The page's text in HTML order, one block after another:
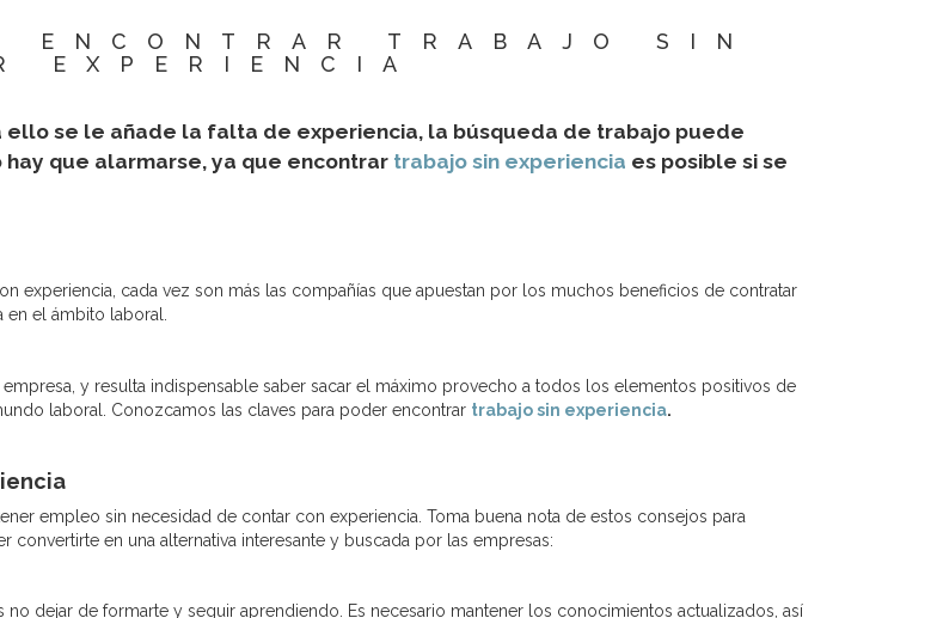
ENCONTRAR TRABAJO SIN
EXPERIENCIA
ello se le añade la falta de experiencia, la búsqueda de trabajo puede
que alarmarse, ya que encontrar trabajo sin experiencia es posible si se
experiencia, cada vez son más las compañías que apuestan por los muchos beneficios de contratar
en el ámbito laboral.
y resulta indispensable saber sacar el máximo provecho a todos los elementos positivos de
laboral. Conozcamos las claves para poder encontrar trabajo sin experiencia.
empleo sin necesidad de contar con experiencia. Toma buena nota de estos consejos para
convertirte en una alternativa interesante y buscada por las empresas:
dejar de formarte y seguir aprendiendo. Es necesario mantener los conocimientos actualizados, así